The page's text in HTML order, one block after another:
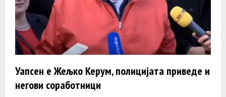
Уапсен е Жељко Керум, полицијата приведе и
негови соработници